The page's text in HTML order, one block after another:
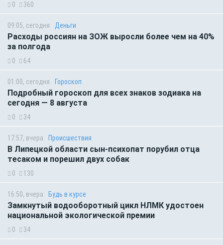
0 360
09:05, сегодня Деньги
Расходы россиян на ЗОЖ выросли более чем на 40%
за полгода
0 64
01:00, сегодня Гороскоп
Подробный гороскоп для всех знаков зодиака на
сегодня — 8 августа
0 34
17:57, вчера Происшествия
В Липецкой области сын-психопат порубил отца
тесаком и порешил двух собак
0 130
16:50, вчера Будь в курсе
Замкнутый водооборотный цикл НЛМК удостоен
национальной экологической премии
0 34